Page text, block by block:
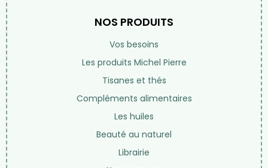
NOS PRODUITS
Vos besoins
Les produits Michel Pierre
Tisanes et thés
Compléments alimentaires
Les huiles
Beauté au naturel
Librairie